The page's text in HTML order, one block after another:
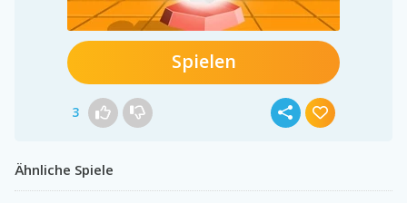
Spielen
3
Ähnliche Spiele